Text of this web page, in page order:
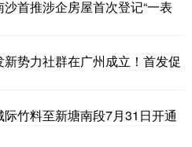
首推涉企房屋首次登记“一表
势力社群在广州成立！首发促
竹料至新塘南段7月31日开通